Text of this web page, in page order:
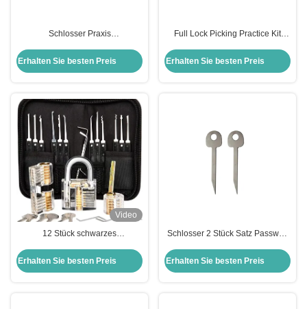
Schlosser Praxis
Haken Schlosser Schlosser
Auswahl Haus Schloss Set
Erhalten Sie besten Preis
Full Lock Picking Practice Kit
Lernen
Erhalten Sie besten Preis
Video
12 Stück schwarzes
Set Transparentes Schlosspick-
Übungskit Werkzeuge
Erhalten Sie besten Preis
Schlosser 2 Stück Satz Passwort
Werkzeuge Schlosser Schlüssel
Schlosser Training Kit
Erhalten Sie besten Preis